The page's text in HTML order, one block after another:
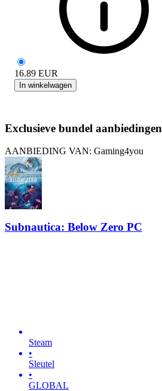
16.89 EUR
In winkelwagen
Exclusieve bundel aanbiedingen
AANBIEDING VAN: Gaming4you
Subnautica: Below Zero PC
Steam
•
Sleutel
•
GLOBAL